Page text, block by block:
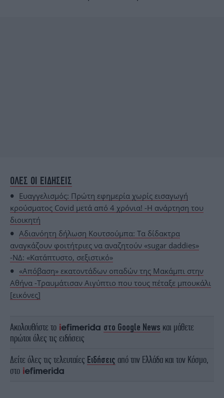
ΟΛΕΣ ΟΙ ΕΙΔΗΣΕΙΣ
Ευαγγελισμός: Πρώτη εφημερία χωρίς εισαγωγή
κρούσματος Covid μετά από 4 χρόνια! -Η ανάρτηση του
διοικητή
Αδιανόητη δήλωση Κουτσούμπα: Τα δίδακτρα
αναγκάζουν φοιτήτριες να αναζητούν «sugar daddies»
-ΝΔ: «Κατάπτυστο, σεξιστικό»
«Απόβαση» εκατοντάδων οπαδών της Μακάμπι στην
Αθήνα -Τραυμάτισαν Αιγύπτιο που τους πέταξε μπουκάλι
[εικόνες]
Ακολουθήστε το στο Google News και μάθετε
πρώτοι όλες τις ειδήσεις
Δείτε όλες τις τελευταίες Ειδήσεις από την Ελλάδα και τον Κόσμο,
στο